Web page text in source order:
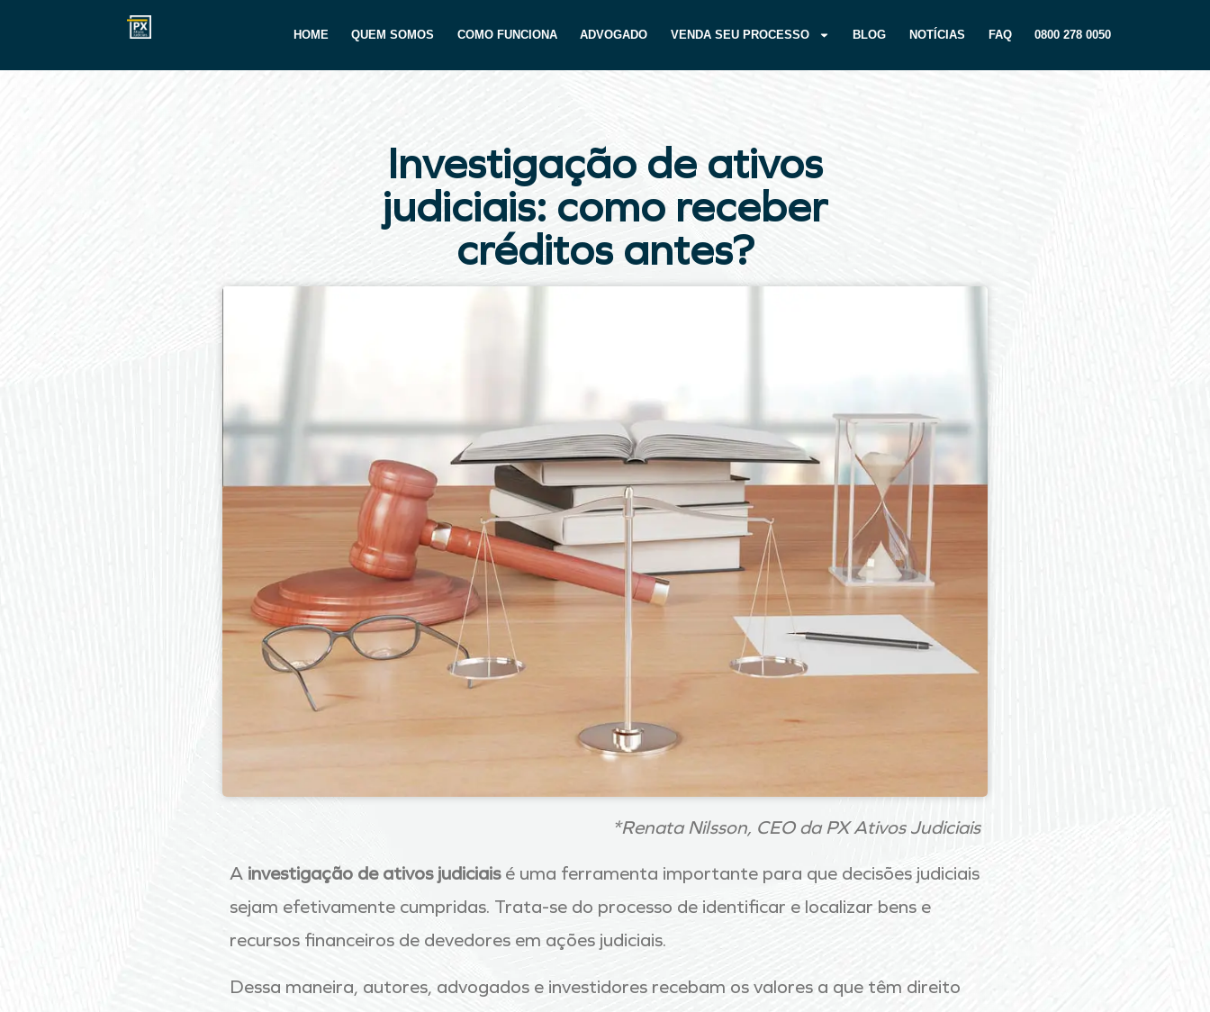
HOME QUEM SOMOS COMO FUNCIONA ADVOGADO VENDA SEU PROCESSO BLOG NOTÍCIAS FAQ 0800 278 0050
Investigação de ativos
judiciais: como receber
créditos antes?
*Renata Nilsson, CEO da PX Ativos Judiciais
A investigação de ativos judiciaisé uma ferramenta importante para que decisões judiciais
sejam efetivamente cumpridas. Trata-se do processo de identificar e localizar bens e
recursos financeiros de devedores em ações judiciais.
Dessa maneira, autores, advogados e investidores recebam os valores a que têm direito